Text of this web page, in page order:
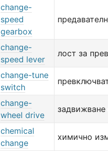
change-
speed
gearbox
change-
speed lever
лост за
change-tune
switch
change-
wheel drive
задвижване
chemical
change
химично